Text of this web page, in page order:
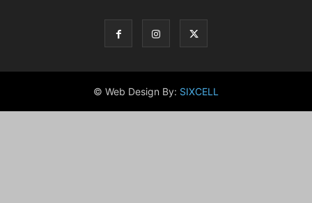
© Web Design By: SIXCELL